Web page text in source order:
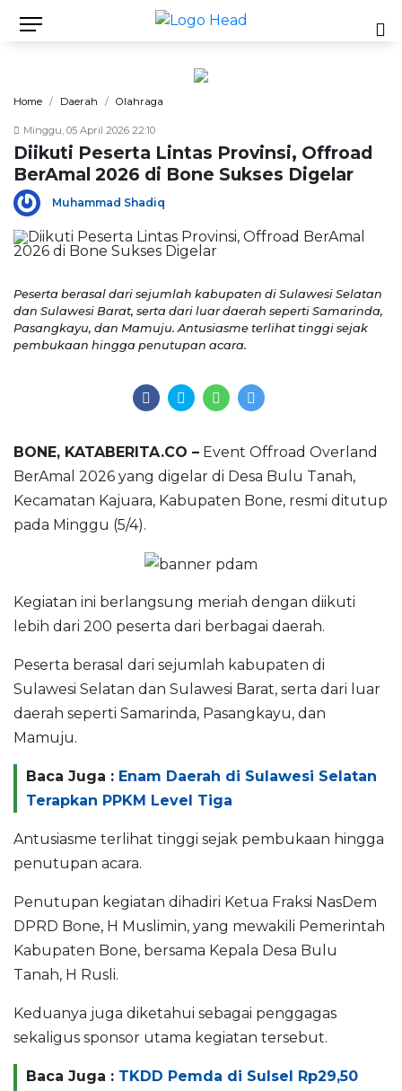
Home Daerah Olahraga
Minggu, 05 April 2026 22:10
Diikuti Peserta Lintas Provinsi, Offroad
BerAmal 2026 di Bone Sukses Digelar
Muhammad Shadiq
Peserta berasal dari sejumlah kabupaten di Sulawesi Selatan
dan Sulawesi Barat, serta dari luar daerah seperti Samarinda,
Pasangkayu, dan Mamuju. Antusiasme terlihat tinggi sejak
pembukaan hingga penutupan acara.
BONE, KATABERITA.CO – Event Offroad Overland
BerAmal 2026 yang digelar di Desa Bulu Tanah,
Kecamatan Kajuara, Kabupaten Bone, resmi ditutup
pada Minggu (5/4).
Kegiatan ini berlangsung meriah dengan diikuti
lebih dari 200 peserta dari berbagai daerah.
Peserta berasal dari sejumlah kabupaten di
Sulawesi Selatan dan Sulawesi Barat, serta dari luar
daerah seperti Samarinda, Pasangkayu, dan
Mamuju.
Baca Juga : Enam Daerah di Sulawesi Selatan
Terapkan PPKM Level Tiga
Antusiasme terlihat tinggi sejak pembukaan hingga
penutupan acara.
Penutupan kegiatan dihadiri Ketua Fraksi NasDem
DPRD Bone, H Muslimin, yang mewakili Pemerintah
Kabupaten Bone, bersama Kepala Desa Bulu
Tanah, H Rusli.
Keduanya juga diketahui sebagai penggagas
sekaligus sponsor utama kegiatan tersebut.
Baca Juga : TKDD Pemda di Sulsel Rp29,50